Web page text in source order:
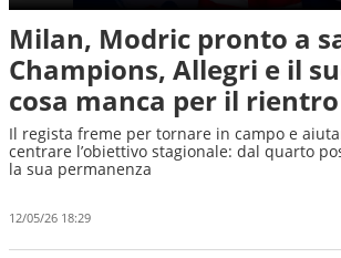
Milan, Modric pronto a
Champions, Allegri e il
cosa manca per il
Il regista freme per tornare in campo e
centrare l’obiettivo stagionale: dal quarto
la sua permanenza
12/05/26 18:29